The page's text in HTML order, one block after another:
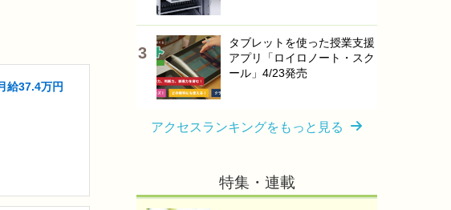
給37.4万円
タブレットを使った授業支援
アプリ「ロイロノート・スク
ール」4/23発売
アクセスランキングをもっと見る
特集・連載